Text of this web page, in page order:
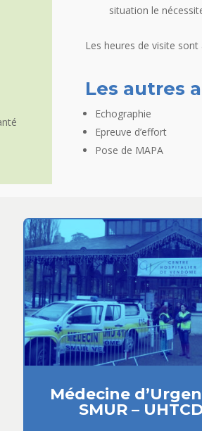
situation le
Les heures de visite
Les autres
Echographie
Epreuve d’effort
Pose de MAPA
Médecine
SMUR –